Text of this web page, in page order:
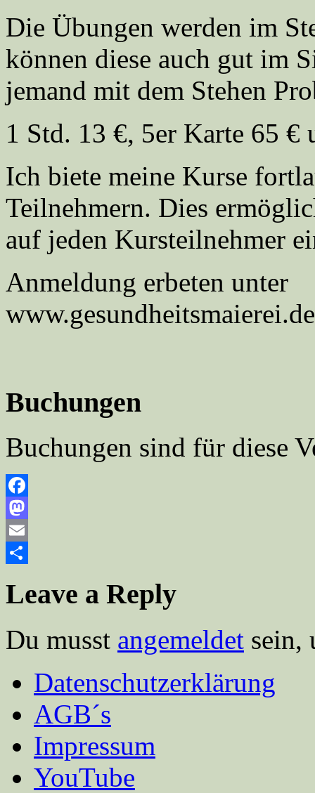
Die Übungen werden im
können diese auch gut im
jemand mit dem Stehen
1 Std. 13 €, 5er Karte 65 €
Ich biete meine Kurse
Teilnehmern. Dies
auf jeden Kursteilnehmer
Anmeldung erbeten unter
Buchungen
Buchungen sind für diese
Facebook
Mastodon
Email
Leave a Reply
Du musst angemeldet sein,
Datenschutzerklärung
AGB´s
Impressum
YouTube